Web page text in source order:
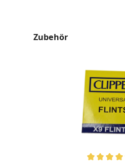
Produktgalerie
Zubehör